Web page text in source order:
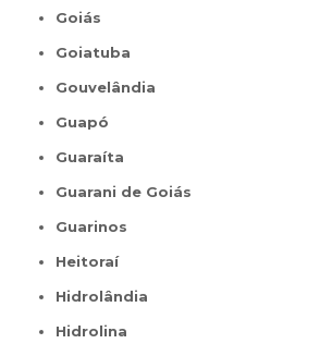
Goiás
Goiatuba
Gouvelândia
Guapó
Guaraíta
Guarani de Goiás
Guarinos
Heitoraí
Hidrolândia
Hidrolina